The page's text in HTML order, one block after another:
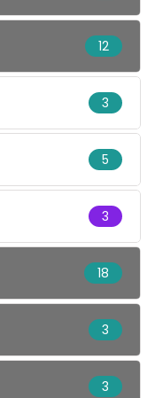
12
3
5
3
18
3
3